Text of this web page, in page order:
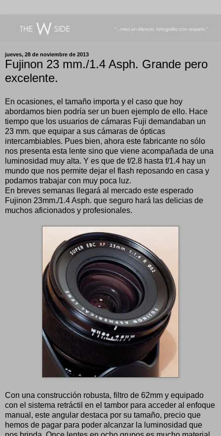
jueves, 28 de noviembre de 2013
Fujinon 23 mm./1.4 Asph. Grande pero
excelente.
En ocasiones, el tamaño importa y el caso que hoy
abordamos bien podría ser un buen ejemplo de ello. Hace
tiempo que los usuarios de cámaras Fuji demandaban un
23 mm. que equipar a sus cámaras de ópticas
intercambiables. Pues bien, ahora este fabricante no sólo
nos presenta esta lente sino que viene acompañada de una
luminosidad muy alta. Y es que de f/2.8 hasta f/1.4 hay un
mundo que nos permite dejar el flash reposando en casa y
podamos trabajar con muy poca luz.
En breves semanas llegará al mercado este esperado
Fujinon 23mm./1.4 Asph. que seguro hará las delicias de
muchos aficionados y profesionales.
Con una construcción robusta, filtro de 62mm y equipado
con el sistema retráctil en el tambor para acceder al enfoque
manual, este angular destaca por su tamaño, precio que
hemos de pagar para poder alcanzar la luminosidad que